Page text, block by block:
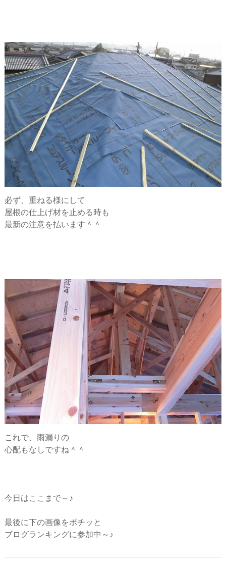
必ず、重ねる様にして
屋根の仕上げ材を止める時も
最新の注意を払います＾＾
これで、雨漏りの
心配もなしですね＾＾
今日はここまで～♪
最後に下の画像をポチッと
ブログランキングに参加中～♪